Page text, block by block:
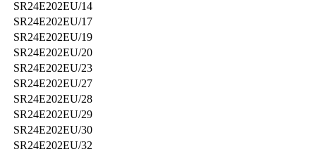
SR24E202EU/14
SR24E202EU/17
SR24E202EU/19
SR24E202EU/20
SR24E202EU/23
SR24E202EU/27
SR24E202EU/28
SR24E202EU/29
SR24E202EU/30
SR24E202EU/32